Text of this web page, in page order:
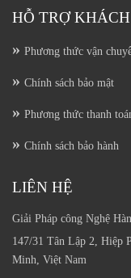
HỖ TRỢ
Phương thức vận
Chính sách bảo mật
Phương thức thanh
Chính sách bảo hành
LIÊN HỆ
Giải Pháp công Nghệ
147/31 Tân Lập 2, Hiệp
Minh, Việt Nam